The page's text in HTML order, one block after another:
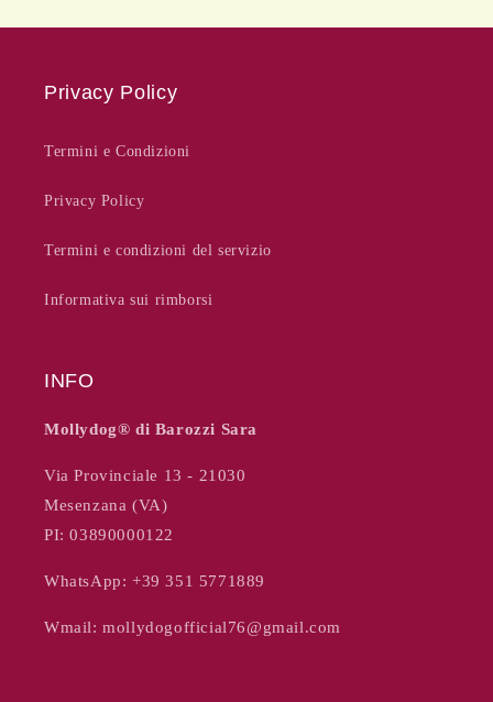
Privacy Policy
Termini e Condizioni
Privacy Policy
Termini e condizioni del servizio
Informativa sui rimborsi
INFO
Mollydog®️ di Barozzi Sara
Via Provinciale 13 - 21030
Mesenzana (VA)
PI: 03890000122
WhatsApp: +39 351 5771889
Wmail:mollydogofficial76@gmail.com